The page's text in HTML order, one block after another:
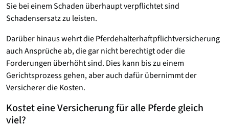
Sie bei einem Schaden überhaupt verpflichtet sind
Schadensersatz zu leisten.
Darüber hinaus wehrt die Pferdehalterhaftpflichtversicherung
auch Ansprüche ab, die gar nicht berechtigt oder die
Forderungen überhöht sind. Dies kann bis zu einem
Gerichtsprozess gehen, aber auch dafür übernimmt der
Versicherer die Kosten.
Kostet eine Versicherung für alle Pferde gleich
viel?